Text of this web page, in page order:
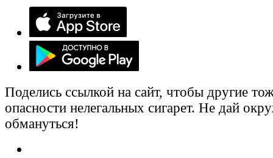
Поделись ссылкой на сайт, чтобы другие
опасности нелегальных сигарет. Не дай
обмануться!